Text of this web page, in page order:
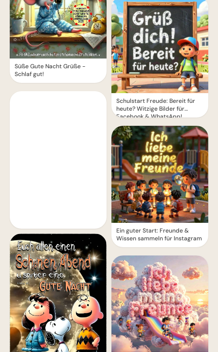
Süße Gute Nacht Grüße -
Schlaf gut!
Schulstart Freude: Bereit für
heute? Witzige Bilder für
Facebook & WhatsApp!
Ein guter Start: Freunde &
Wissen sammeln für Instagram